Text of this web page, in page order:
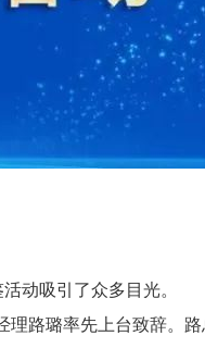
动吸引了众多目光。
路璐率先上台致辞。